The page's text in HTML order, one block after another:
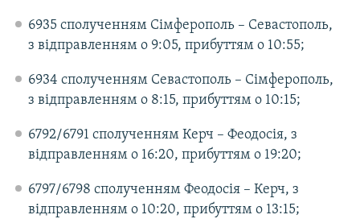
6935 сполученням Сімферополь – Севастополь,
з відправленням о 9:05, прибуттям о 10:55;
6934 сполученням Севастополь – Сімферополь,
з відправленням о 8:15, прибуттям о 10:15;
6792/6791 сполученням Керч – Феодосія, з
відправленням о 16:20, прибуттям о 19:20;
6797/6798 сполученням Феодосія – Керч, з
відправленням о 10:20, прибуттям о 13:15;